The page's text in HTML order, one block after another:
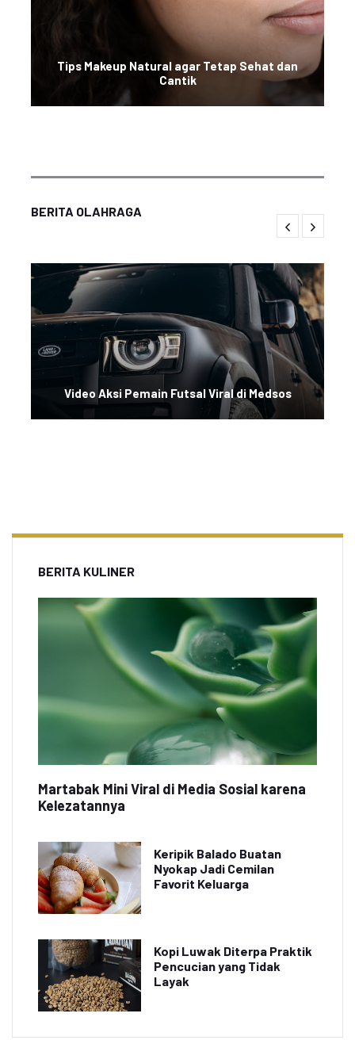
Tips Makeup Natural agar Tetap Sehat dan
Cantik
BERITA OLAHRAGA
Video Aksi Pemain Futsal Viral di Medsos
BERITA KULINER
Martabak Mini Viral di Media Sosial karena
Kelezatannya
Keripik Balado Buatan
Nyokap Jadi Cemilan
Favorit Keluarga
Kopi Luwak Diterpa Praktik
Pencucian yang Tidak
Layak